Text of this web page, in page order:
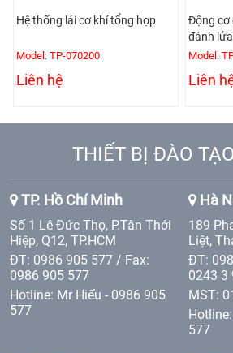
Hệ thống lái cơ khí tổng hợp
Model: TP-070200
Liên hệ
Động cơ
đánh
Model:
Liên
THIẾT BỊ ĐÀO
TP. Hồ Chí Minh
Số 1 Lê Đức Thọ, P.Tân Thới
Hiệp, Q12, TP.HCM
ĐT: 0986 905 577 / Fax:
0986 905 577
Hotline: Mr Hiếu - 0986 905
577
Hà
189
Liệt,
ĐT:
0243 3
MST:
577